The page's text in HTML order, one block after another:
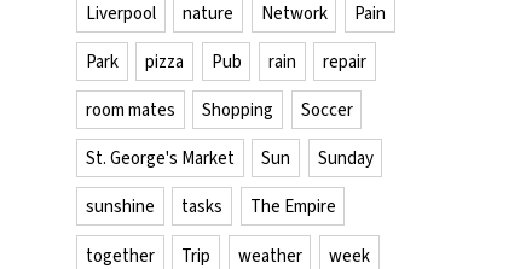
Liverpool nature Network Pain
Park pizza Pub rain repair
room mates Shopping Soccer
St. George's Market Sun Sunday
sunshine tasks The Empire
together Trip weather week